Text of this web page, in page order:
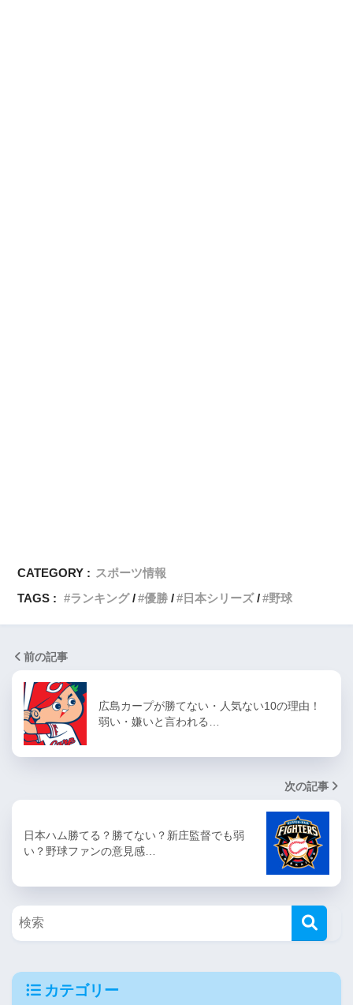
CATEGORY : スポーツ情報
TAGS :
ランキング 優勝 日本シリーズ 野球
前の記事
広島カープが勝てない・人気ない10の理由！
弱い・嫌いと言われる…
次の記事
日本ハム勝てる？勝てない？新庄監督でも弱
い？野球ファンの意見感…
カテゴリー